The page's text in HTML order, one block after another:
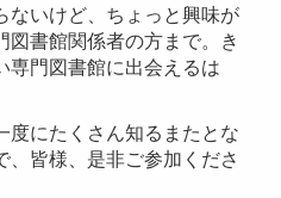
ないけど、ちょっと興味が
図書館関係者の方まで。き
専門図書館に出会えるは
度にたくさん知るまたとな
、皆様、是非ご参加くださ